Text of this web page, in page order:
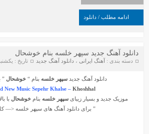
ادامه مطلب / دانلود
دانلود آهنگ جدید سپهر خلسه بنام خوشحال
دسته بندی :آهنگ ایرانی ، دانلود آهنگ جدید تاریخ : یکشنبه 18 اکتبر
دانلود آهنگ جدید سپهر خلسه بنام “ خوشحال”
New Music Sepehr Khalse – Khoshhal
موزیک جدید و بسیار زیبایسپهر خلسه بنامخوشحال با
” برای دانلود آهنگ هایسپهر خلسه <—